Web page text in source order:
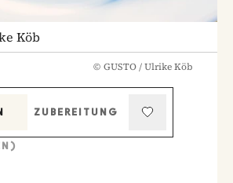
Köb
© GUSTO / Ulrike Köb
ZUBEREITUNG